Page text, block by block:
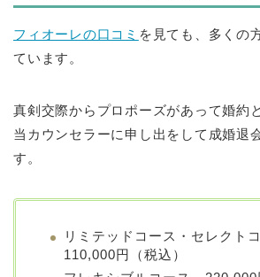
フィオーレの口コミ を見ても、多くの
ています。
真剣交際からプロポーズがあって婚約
当カウンセラーに申し出をして成婚退
す。
リミテッドコース・セレクト
110,000円（税込）